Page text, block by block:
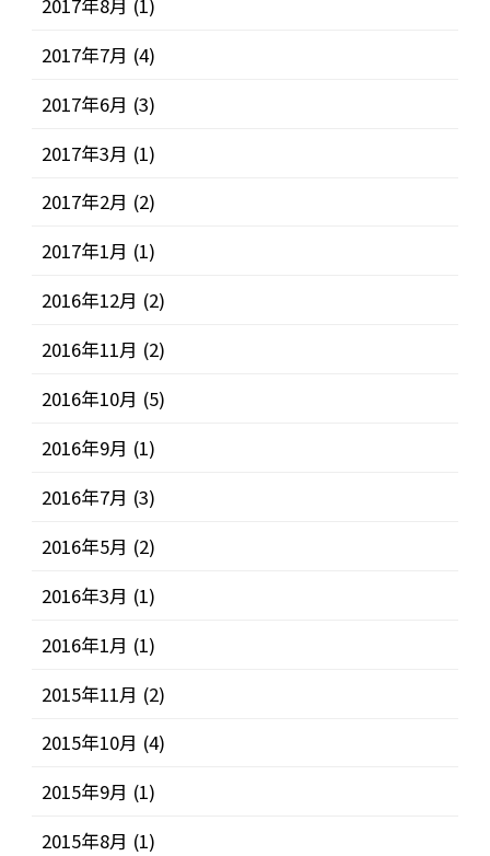
2017年8月 (1)
2017年7月 (4)
2017年6月 (3)
2017年3月 (1)
2017年2月 (2)
2017年1月 (1)
2016年12月 (2)
2016年11月 (2)
2016年10月 (5)
2016年9月 (1)
2016年7月 (3)
2016年5月 (2)
2016年3月 (1)
2016年1月 (1)
2015年11月 (2)
2015年10月 (4)
2015年9月 (1)
2015年8月 (1)